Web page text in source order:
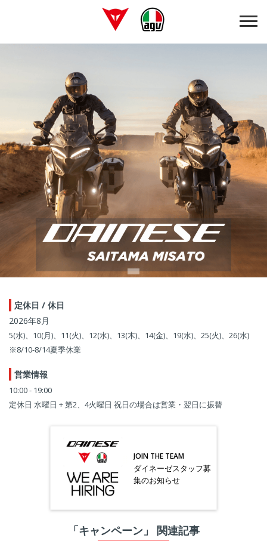
定休日 / 休日
2026年8月
5(水)、10(月)、11(火)、12(水)、13(木)、14(金)、19(水)、25(火)、26(水)
※8/10-8/14夏季休業
営業情報
10:00 - 19:00
定休日 水曜日 + 第2、4火曜日 祝日の場合は営業・翌日に振替
JOIN THE TEAM
ダイネーゼスタッフ募
集のお知らせ
「キャンペーン」 関連記事